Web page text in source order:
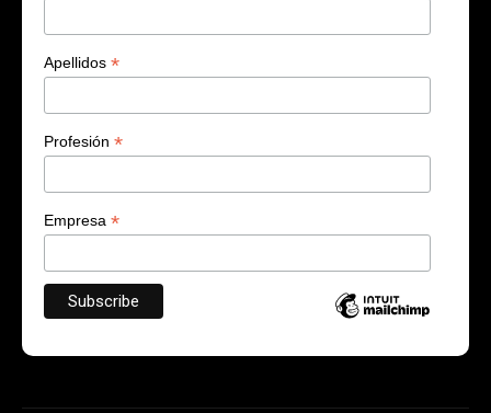
Apellidos *
Profesión *
Empresa *